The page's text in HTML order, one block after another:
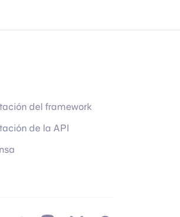
del framework
de la API